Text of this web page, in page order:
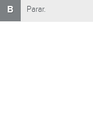
B Parar.